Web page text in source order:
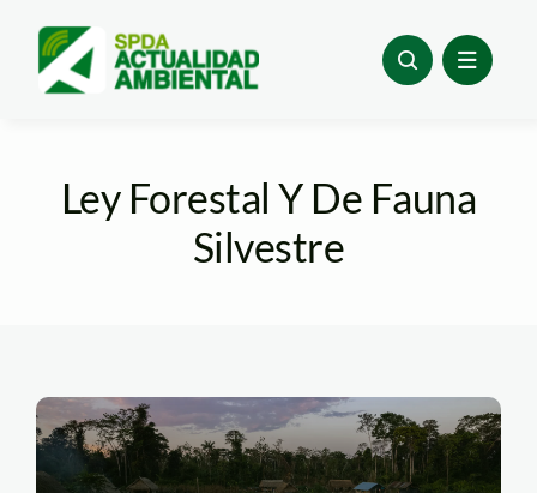
content
Ley Forestal Y De Fauna
Silvestre